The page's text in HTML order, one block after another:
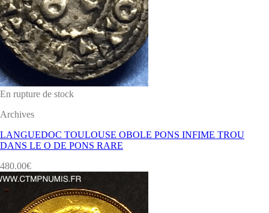
En rupture de stock
Archives
LANGUEDOC TOULOUSE OBOLE PONS INFIME TROU
DANS LE O DE PONS RARE
480.00€